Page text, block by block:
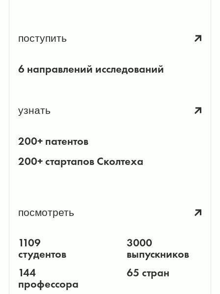
поступить
6 направлений исследований
узнать
200+ патентов
200+ стартапов Сколтеха
посмотреть
1109
студентов
3000
выпускников
144
профессора
65 стран